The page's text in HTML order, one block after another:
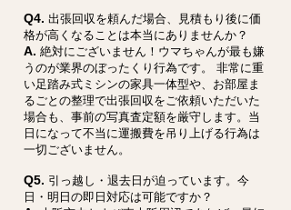
Q4. 出張回収を頼んだ場合、見積もり後に価
格が高くなることは本当にありませんか？
A. 絶対にございません！ウマちゃんが最も嫌
うのが業界のぼったくり行為です。 非常に重
い足踏み式ミシンの家具一体型や、お部屋ま
るごとの整理で出張回収をご依頼いただいた
場合も、事前の写真査定額を厳守します。当
日になって不当に運搬費を吊り上げる行為は
一切ございません。
Q5. 引っ越し・退去日が迫っています。今
日・明日の即日対応は可能ですか？